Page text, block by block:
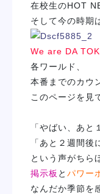
在校生のHOT
そして今の時期
We are DA
各ワールド、
本番までのカウ
このページを見
「やばい、あと
「あと２週間後
という声がちら
掲示板 と パワー
なんだか季節を